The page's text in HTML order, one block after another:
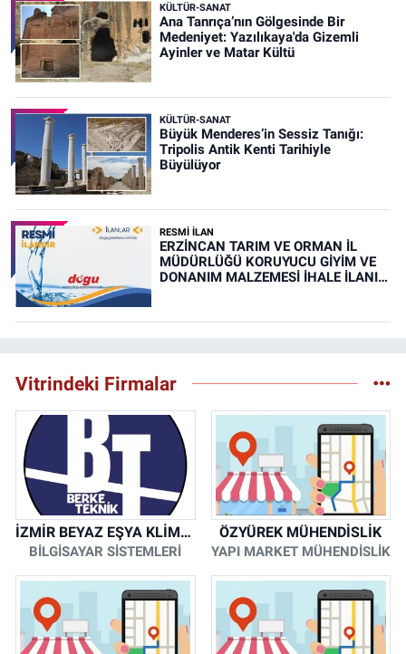
KÜLTÜR-SANAT
Ana Tanrıça’nın Gölgesinde Bir
Medeniyet: Yazılıkaya'da Gizemli
Ayinler ve Matar Kültü
KÜLTÜR-SANAT
Büyük Menderes’in Sessiz Tanığı:
Tripolis Antik Kenti Tarihiyle
Büyülüyor
RESMİ İLAN
ERZİNCAN TARIM VE ORMAN İL
MÜDÜRLÜĞÜ KORUYUCU GİYİM VE
DONANIM MALZEMESİ İHALE İLANI
Vitrindeki Firmalar
İZMİR BEYAZ EŞYA KLİMA KOMBİ SERVİSİ
BİLGİSAYAR SİSTEMLERİ
ÖZYÜREK MÜHENDİSLİK
YAPI MARKET MÜHENDİSLİK